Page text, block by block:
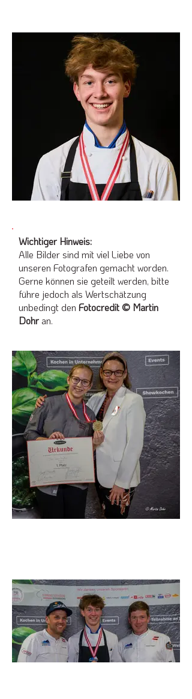
Wichtiger Hinweis:
Alle Bilder sind mit viel Liebe von
unseren Fotografen gemacht worden.
Gerne können sie geteilt werden, bitte
führe jedoch als Wertschätzung
unbedingt den Fotocredit © Martin
Dohr an.